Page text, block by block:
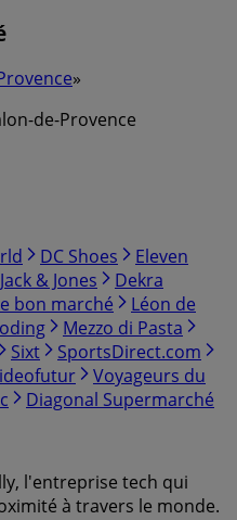
»
de-Provence
DC Shoes
Eleven
Jack & Jones
Dekra
bon marché
Léon de
Mezzo di Pasta
Sixt
SportsDirect.com
Voyageurs du
Diagonal Supermarché
l'entreprise tech qui
à travers le monde.